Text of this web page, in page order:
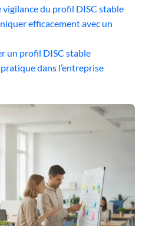
vigilance du profil DISC stable
efficacement avec un
un profil DISC stable
dans l’entreprise